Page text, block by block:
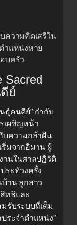
ความคิดเสรีใน
ำแหน่งหาย
บครัว
Sacred
ย์
ธุ์คนดีย์” กำกับ
เผชิญหน้า
บความกล้าฝัน
ริ่มจากอิมาน ผู้
านในศาลปฏิวัติ
ระท้วงครั้ง
บ้าน ลูกสาว
ทธิและ
รับระบบที่เต็ม
ระจำตำแหน่ง”